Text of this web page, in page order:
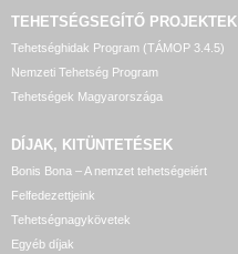
TEHETSÉGSEGÍTŐ PROJEKTEK
Tehetséghidak Program (TÁMOP 3.4.5)
Nemzeti Tehetség Program
Tehetségek Magyarországa
DÍJAK, KITÜNTETÉSEK
Bonis Bona – A nemzet tehetségeiért
Felfedezettjeink
Tehetségnagykövetek
Egyéb díjak